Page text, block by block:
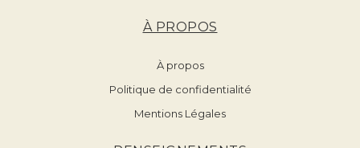
À PROPOS
À propos
Politique de confidentialité
Mentions Légales